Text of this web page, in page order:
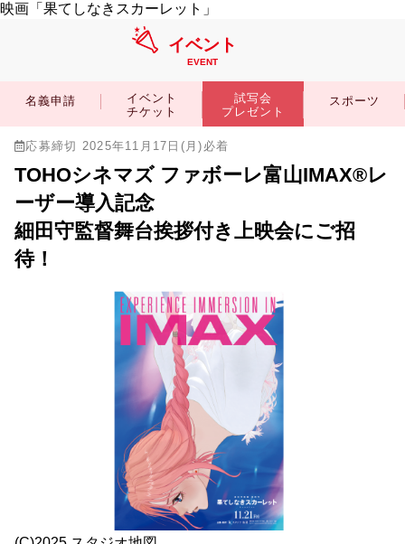
映画「果てしなきスカーレット」
イベント
EVENT
名義申請
イベント
チケット
試写会
プレゼント
スポーツ
応募締切 2025年11月17日(月)必着
TOHOシネマズ ファボーレ富山IMAX®レ
ーザー導入記念
細田守監督舞台挨拶付き上映会にご招
待！